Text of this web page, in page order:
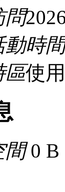
問
動時
區使
間0 B